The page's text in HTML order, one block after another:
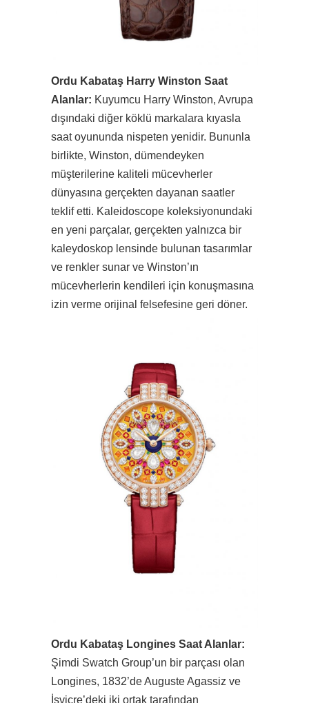
Ordu Kabataş Harry Winston Saat
Alanlar: Kuyumcu Harry Winston, Avrupa
dışındaki diğer köklü markalara kıyasla
saat oyununda nispeten yenidir. Bununla
birlikte, Winston, dümendeyken
müşterilerine kaliteli mücevherler
dünyasına gerçekten dayanan saatler
teklif etti. Kaleidoscope koleksiyonundaki
en yeni parçalar, gerçekten yalnızca bir
kaleydoskop lensinde bulunan tasarımlar
ve renkler sunar ve Winston’ın
mücevherlerin kendileri için konuşmasına
izin verme orijinal felsefesine geri döner.
Ordu Kabataş Longines Saat Alanlar:
Şimdi Swatch Group’un bir parçası olan
Longines, 1832’de Auguste Agassiz ve
İsviçre’deki iki ortak tarafından